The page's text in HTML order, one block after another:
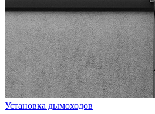
Установка дымоходов